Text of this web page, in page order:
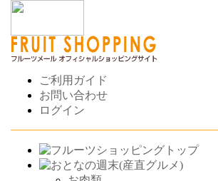
ご利用ガイド
お問い合わせ
ログイン